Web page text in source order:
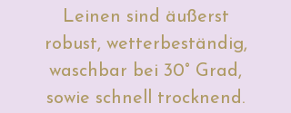
Leinen sind äußerst
robust, wetterbeständig,
waschbar bei 30° Grad,
sowie schnell trocknend.